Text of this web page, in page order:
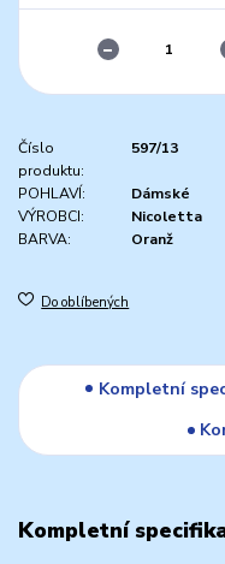
Číslo
produktu:
597/13
POHLAVÍ:
Dámské
VÝROBCI:
Nicoletta
BARVA:
Oranž
Do oblíbených
Kompletní
Kompletní